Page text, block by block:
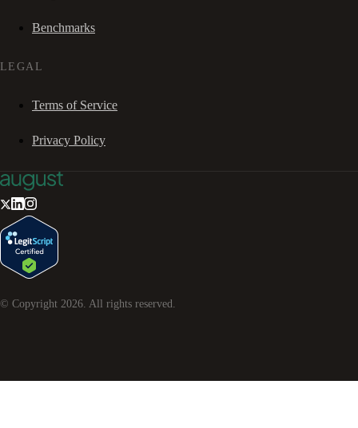
Benchmarks
LEGAL
Terms of Service
Privacy Policy
© Copyright 2026. All rights reserved.